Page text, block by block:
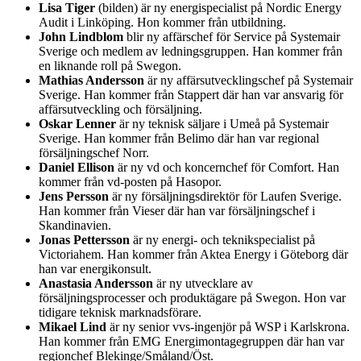
Lisa Tiger (bilden) är ny energispecialist på Nordic Energy
Audit i Linköping. Hon kommer från utbildning.
John Lindblom blir ny affärschef för Service på Systemair
Sverige och medlem av ledningsgruppen. Han kommer från
en liknande roll på Swegon.
Mathias Andersson är ny affärsutvecklingschef på Systemair
Sverige. Han kommer från Stappert där han var ansvarig för
affärsutveckling och försäljning.
Oskar Lenner är ny teknisk säljare i Umeå på Systemair
Sverige. Han kommer från Belimo där han var regional
försäljningschef Norr.
Daniel Ellison är ny vd och koncernchef för Comfort. Han
kommer från vd-posten på Hasopor.
Jens Persson är ny försäljningsdirektör för Laufen Sverige.
Han kommer från Vieser där han var försäljningschef i
Skandinavien.
Jonas Pettersson är ny energi- och teknikspecialist på
Victoriahem. Han kommer från Aktea Energy i Göteborg där
han var energikonsult.
Anastasia Andersson är ny utvecklare av
försäljningsprocesser och produktägare på Swegon. Hon var
tidigare teknisk marknadsförare.
Mikael Lind är ny senior vvs-ingenjör på WSP i Karlskrona.
Han kommer från EMG Energimontagegruppen där han var
regionchef Blekinge/Småland/Öst.